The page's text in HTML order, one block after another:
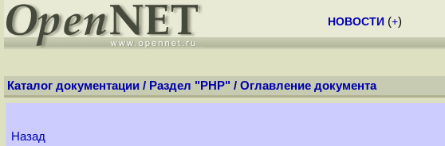
НОВОСТИ (+)
Каталог документации / Раздел "PHP" / Оглавление документа
Назад